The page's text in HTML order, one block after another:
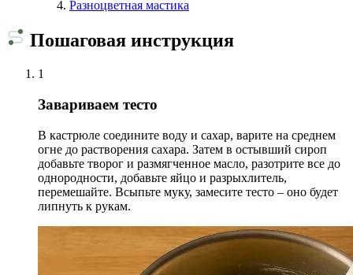
Разноцветная мастика
Пошаговая инструкция
1
Завариваем тесто
В кастрюле соедините воду и сахар, варите на среднем
огне до растворения сахара. Затем в остывший сироп
добавьте творог и размягченное масло, разотрите все до
однородности, добавьте яйцо и разрыхлитель,
перемешайте. Всыпьте муку, замесите тесто – оно будет
липнуть к рукам.